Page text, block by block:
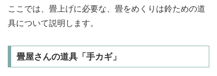
ここでは、畳上げに必要な、畳をめくりは鈴ための道
具について説明します。
畳屋さんの道具「手カギ」